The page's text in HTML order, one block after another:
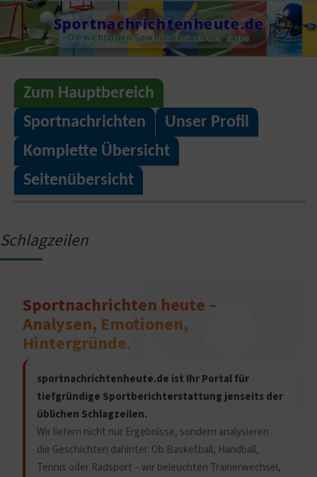
S
k
i
e
n
Sportnachrichtenheute.de
Die wichtigsten Sportnachrichten des Tages
Zum Hauptbereich
Sportnachrichten
Unser Profil
Komplette Übersicht
Seitenübersicht
Schlagzeilen
Sportnachrichten heute –
Analysen, Emotionen,
Hintergründe.
sportnachrichtenheute.de ist Ihr Portal für
tiefgründige Sportberichterstattung jenseits der
üblichen Schlagzeilen.
Wir liefern nicht nur Ergebnisse, sondern analysieren
die Geschichten dahinter. Ob Basketball, Handball,
Tennis oder Radsport – wir beleuchten Trainerwechsel,